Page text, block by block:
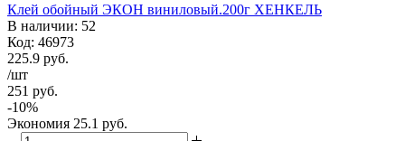
Клей обойный ЭКОН виниловый.200г ХЕНКЕЛЬ
В наличии: 52
Код: 46973
225.9 руб.
/шт
251 руб.
-10%
Экономия 25.1 руб.